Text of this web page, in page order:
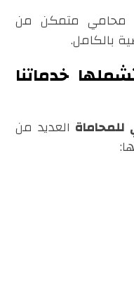
محامي متمكن من
بالكامل.
خدماتنا
العديد من